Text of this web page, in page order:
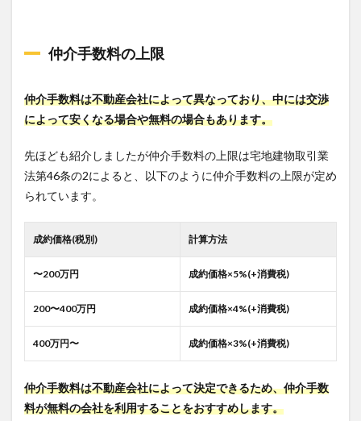
仲介手数料の上限
仲介手数料は不動産会社によって異なっており、中には交渉
によって安くなる場合や無料の場合もあります。
先ほども紹介しましたが仲介手数料の上限は宅地建物取引業
法第46条の2によると、以下のように仲介手数料の上限が定め
られています。
成約価格(税別) 計算方法
〜200万円 成約価格×5%(+消費税)
200〜400万円 成約価格×4%(+消費税)
400万円〜 成約価格×3%(+消費税)
仲介手数料は不動産会社によって決定できるため、仲介手数
料が無料の会社を利用することをおすすめします。